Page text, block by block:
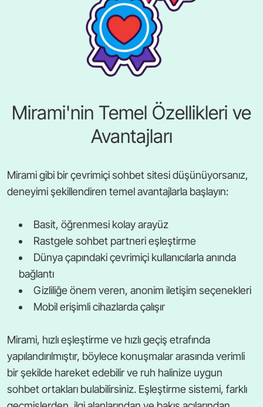
Mirami'nin Temel Özellikleri ve
Avantajları
Mirami gibi bir çevrimiçi sohbet sitesi düşünüyorsanız,
deneyimi şekillendiren temel avantajlarla başlayın:
Basit, öğrenmesi kolay arayüz
Rastgele sohbet partneri eşleştirme
Dünya çapındaki çevrimiçi kullanıcılarla anında
bağlantı
Gizliliğe önem veren, anonim iletişim seçenekleri
Mobil erişimli cihazlarda çalışır
Mirami, hızlı eşleştirme ve hızlı geçiş etrafında
yapılandırılmıştır, böylece konuşmalar arasında verimli
bir şekilde hareket edebilir ve ruh halinize uygun
sohbet ortakları bulabilirsiniz. Eşleştirme sistemi, farklı